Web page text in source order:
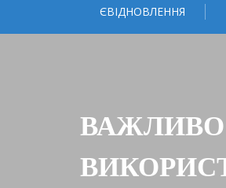
ЄВІДНОВЛЕННЯ